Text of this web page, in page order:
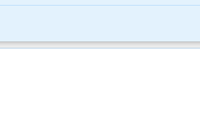
telefoniczny z klientami; Profesjonalna